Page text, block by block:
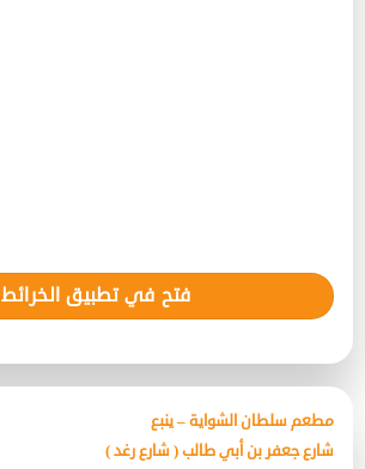
فتح في تطبيق الخرائط
مطعم سلطان الشواية – ينبع
شارع جعفر بن أبي طالب ( شارع رغد )